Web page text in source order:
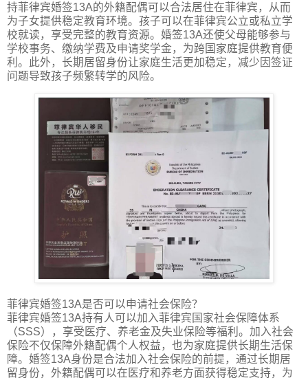
持菲律宾婚签13A的外籍配偶可以合法居住在菲律宾，从而
为子女提供稳定教育环境。孩子可以在菲律宾公立或私立学
校就读，享受完整的教育资源。婚签13A还使父母能够参与
学校事务、缴纳学费及申请奖学金，为跨国家庭提供教育便
利。此外，长期居留身份让家庭生活更加稳定，减少因签证
问题导致孩子频繁转学的风险。
菲律宾婚签13A是否可以申请社会保险？
菲律宾婚签13A持有人可以加入菲律宾国家社会保障体系
（SSS），享受医疗、养老金及失业保险等福利。加入社会
保险不仅保障外籍配偶个人权益，也为家庭提供长期生活保
障。婚签13A身份是合法加入社会保险的前提，通过长期居
留身份，外籍配偶可以在医疗和养老方面获得稳定支持，为